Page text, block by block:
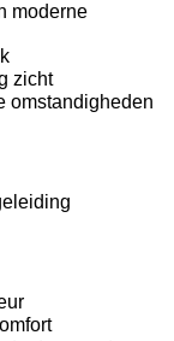
moderne
zicht
omstandigheden